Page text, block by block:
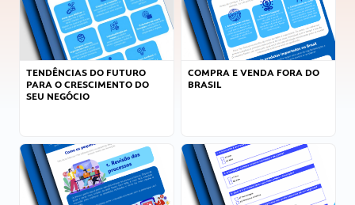
TENDÊNCIAS DO FUTURO
PARA O CRESCIMENTO DO
SEU NEGÓCIO
COMPRA E VENDA FORA DO
BRASIL